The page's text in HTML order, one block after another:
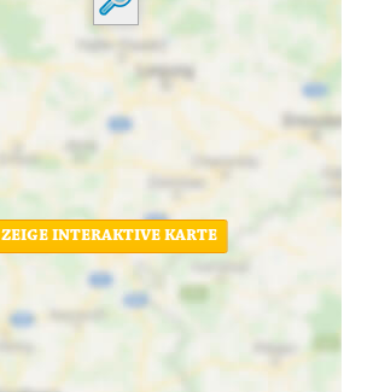
ZEIGE INTERAKTIVE KARTE